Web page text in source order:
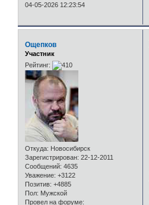
04-05-2026 12:23:54
Ощепков
Участник
Рейтинг:
Откуда: Новосибирск
Зарегистрирован: 22-12-2011
Сообщений: 4635
Уважение: +3122
Позитив: +4885
Пол: Мужской
Провел на форуме: